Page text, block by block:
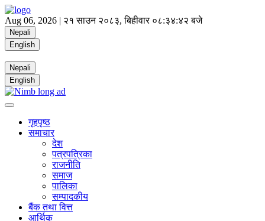
Aug 06, 2026 | २१ साउन २०८३, बिहीवार ०८:३४:४३ बजे
Nepali
English
Nepali
English
गृहपृष्ठ
समाचार
देश
पत्रपत्रिका
राजनीति
समाज
पालिका
सम्पादकीय
बैंक तथा वित्त
आर्थिक